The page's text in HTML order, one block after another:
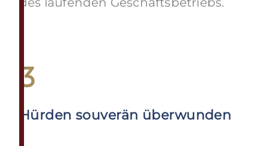
3
Hürden souverän überwunden